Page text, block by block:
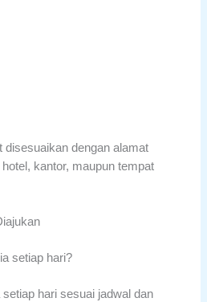
disesuaikan dengan alamat
kantor, maupun tempat
setiap hari?
hari sesuai jadwal dan